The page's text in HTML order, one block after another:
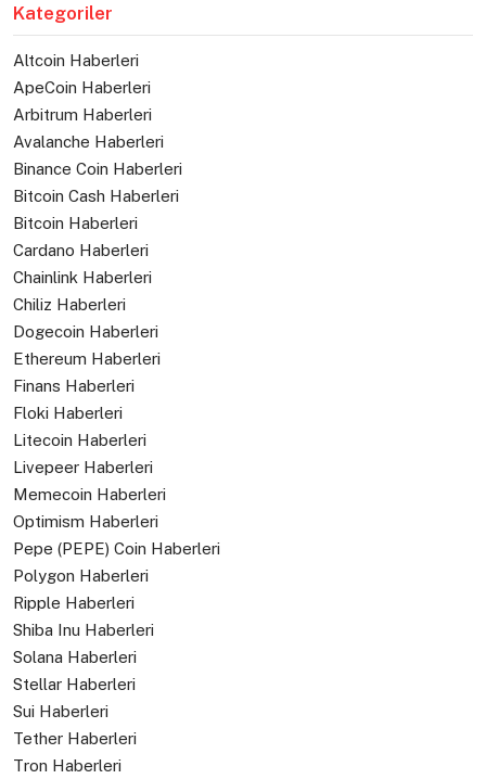
Kategoriler
Altcoin Haberleri
ApeCoin Haberleri
Arbitrum Haberleri
Avalanche Haberleri
Binance Coin Haberleri
Bitcoin Cash Haberleri
Bitcoin Haberleri
Cardano Haberleri
Chainlink Haberleri
Chiliz Haberleri
Dogecoin Haberleri
Ethereum Haberleri
Finans Haberleri
Floki Haberleri
Litecoin Haberleri
Livepeer Haberleri
Memecoin Haberleri
Optimism Haberleri
Pepe (PEPE) Coin Haberleri
Polygon Haberleri
Ripple Haberleri
Shiba Inu Haberleri
Solana Haberleri
Stellar Haberleri
Sui Haberleri
Tether Haberleri
Tron Haberleri